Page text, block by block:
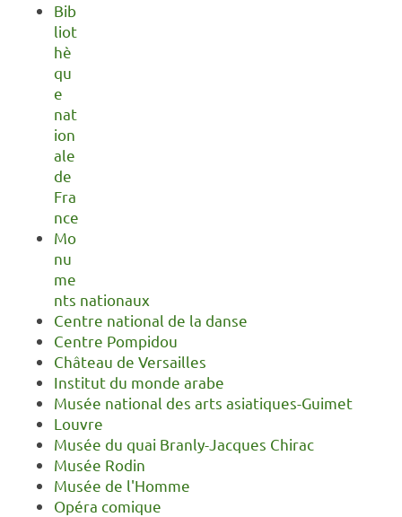
Bib
liot
hè
qu
e
nat
ion
ale
de
Fra
nce
Mo
nu
me
nts nationaux
Centre national de la danse
Centre Pompidou
Château de Versailles
Institut du monde arabe
Musée national des arts asiatiques-Guimet
Louvre
Musée du quai Branly-Jacques Chirac
Musée Rodin
Musée de l'Homme
Opéra comique